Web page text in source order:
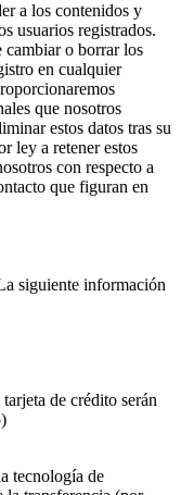
a los contenidos y
usuarios registrados.
cambiar o borrar los
en cualquier
que nosotros
estos datos tras su
ley a retener estos
con respecto a
que figuran en
siguiente información
de crédito serán
tecnología de